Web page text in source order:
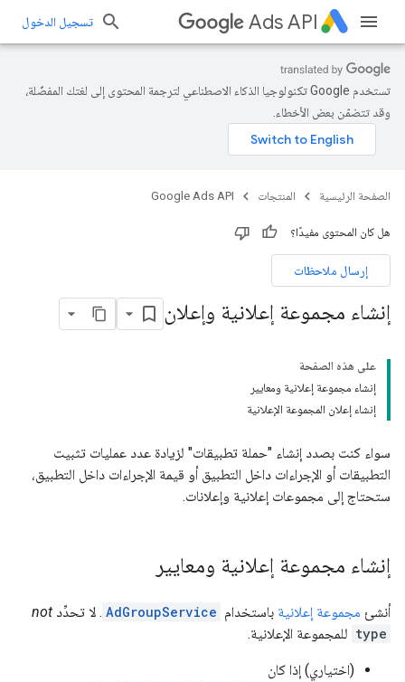
Ads API تسجيل الدخول
تستخدم Google تكنولوجيا الذكاء الاصطناعي لترجمة المحتوى إلى لغتك المفضّلة،
وقد تتضمّن بعض الأخطاء.
الصفحة الرئيسية المنتجات Google Ads API
هل كان المحتوى مفيدًا؟
إرسال ملاحظات
إنشاء مجموعة إعلانية وإعلان
على هذه الصفحة
إنشاء مجموعة إعلانية ومعايير
إنشاء إعلان المجموعة الإعلانية
سواء كنت بصدد إنشاء "حملة تطبيقات" لزيادة عدد عمليات تثبيت
التطبيقات أو الإجراءات داخل التطبيق أو قيمة الإجراءات داخل التطبيق،
ستحتاج إلى مجموعات إعلانية وإعلانات.
إنشاء مجموعة إعلانية ومعايير
أنشئ مجموعة إعلانية باستخدام AdGroupService . لا تحدِّد not
type للمجموعة الإعلانية.
(اختياري) إذا كان